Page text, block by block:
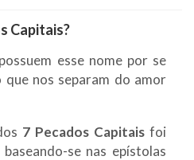
Capitais?
esse nome por se
nos separam do amor
7 Pecados Capitaisfoi
se nas epístolas